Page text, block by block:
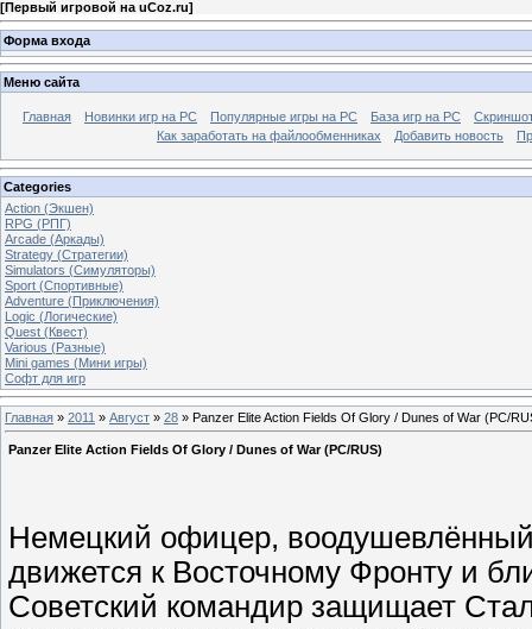
[Первый игровой на uCoz.ru]
Форма входа
Меню сайта
Главная Новинки игр на PC Популярные игры на PC База игр на РС
Как заработать на файлообменниках
Добавить новость
Categories
Action (Экшен)
RPG (РПГ)
Arcade (Аркады)
Strategy (Стратегии)
Simulators (Симуляторы)
Sport (Спортивные)
Adventure (Приключения)
Logic (Логические)
Quest (Квест)
Various (Разные)
Mini games (Мини игры)
Софт для игр
Главная » 2011 » Август » 28 » Panzer Elite Action Fields Of Glory / Dunes of War (PC/
Panzer Elite Action Fields Of Glory / Dunes of War (PC/RUS)
Немецкий офицер,
движется к Восточному Фронту и
Советский командир защищает